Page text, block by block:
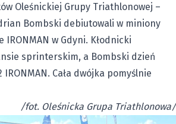
Oleśnickiej Grupy Triathlonowej –
Bombski debiutowali w miniony
w Gdyni. Kłodnicki
sprinterskim, a Bombski dzień
Cała dwójka pomyślnie
/fot. Oleśnicka Grupa Triathlonowa/